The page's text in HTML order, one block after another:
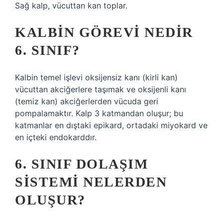
Sağ kalp, vücuttan kan toplar.
KALBIN GÖREVI NEDIR
6. SINIF?
Kalbin temel işlevi oksijensiz kanı (kirli kan)
vücuttan akciğerlere taşımak ve oksijenli kanı
(temiz kan) akciğerlerden vücuda geri
pompalamaktır. Kalp 3 katmandan oluşur; bu
katmanlar en dıştaki epikard, ortadaki miyokard ve
en içteki endokarddır.
6. SINIF DOLAŞIM
SISTEMI NELERDEN
OLUŞUR?